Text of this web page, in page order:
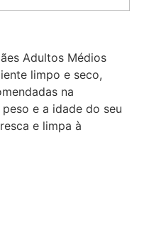
Adultos Médios
limpo e seco,
na
e a idade do seu
e limpa à